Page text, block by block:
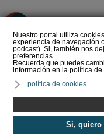
Nuestro portal utiliza
experiencia de navegación
podcast). Si, también nos
preferencias.
Recuerda que puedes
información en la política de
política de cookies.
Si, quiero